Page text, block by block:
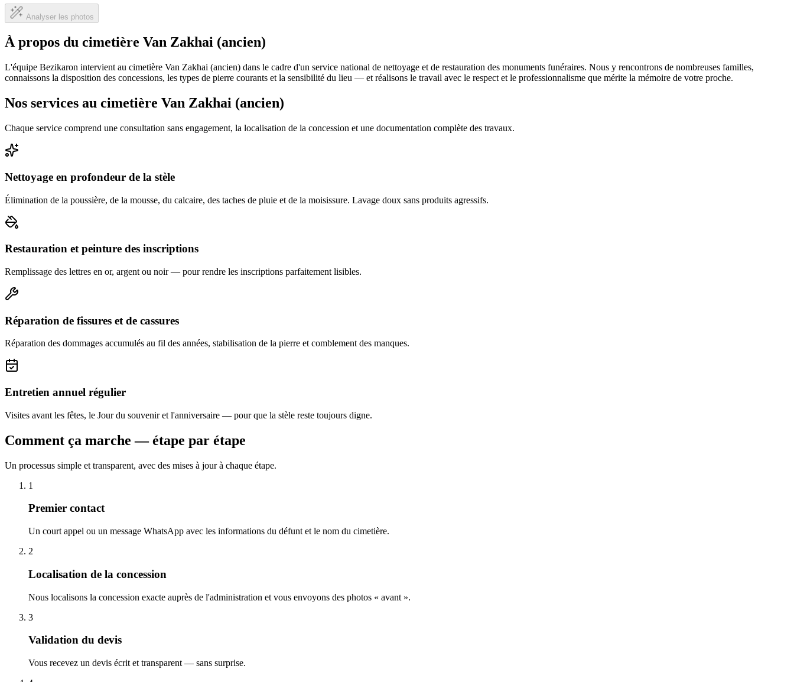
Analyser les photos
À propos du cimetière Van Zakhai (ancien)
L'équipe Bezikaron intervient au cimetière Van Zakhai (ancien) dans le cadre d'un service national de nettoyage et de restauration des monuments funéraires. Nous y rencontrons de nombreuses familles,
connaissons la disposition des concessions, les types de pierre courants et la sensibilité du lieu — et réalisons le travail avec le respect et le professionnalisme que mérite la mémoire de votre proche.
Nos services au cimetière Van Zakhai (ancien)
Chaque service comprend une consultation sans engagement, la localisation de la concession et une documentation complète des travaux.
Nettoyage en profondeur de la stèle
Élimination de la poussière, de la mousse, du calcaire, des taches de pluie et de la moisissure. Lavage doux sans produits agressifs.
Restauration et peinture des inscriptions
Remplissage des lettres en or, argent ou noir — pour rendre les inscriptions parfaitement lisibles.
Réparation de fissures et de cassures
Réparation des dommages accumulés au fil des années, stabilisation de la pierre et comblement des manques.
Entretien annuel régulier
Visites avant les fêtes, le Jour du souvenir et l'anniversaire — pour que la stèle reste toujours digne.
Comment ça marche — étape par étape
Un processus simple et transparent, avec des mises à jour à chaque étape.
1
Premier contact
Un court appel ou un message WhatsApp avec les informations du défunt et le nom du cimetière.
2
Localisation de la concession
Nous localisons la concession exacte auprès de l'administration et vous envoyons des photos « avant ».
3
Validation du devis
Vous recevez un devis écrit et transparent — sans surprise.